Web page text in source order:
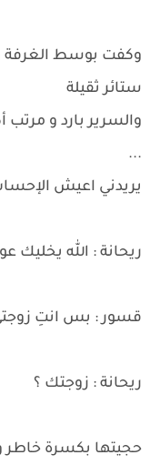
وكفت بوسط الغرفة
ستائر ثقيلة
والسرير بارد و مرتب
...
يريدني اعيش
ريحانة : الله يخليك
قسور : بس انتِ
ريحانة : زوجتك ؟
حجيتها بكسرة خاطر